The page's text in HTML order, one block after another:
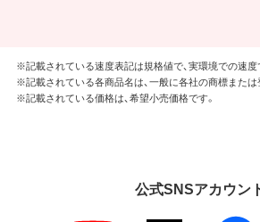
※記載されている速度表記は規格値で、実環境での速度
※記載されている各商品名は、一般に各社の商標または
※記載されている価格は、希望小売価格です。
公式SNSアカウン